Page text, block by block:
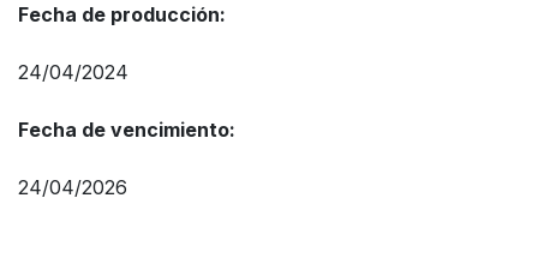
Fecha de producción:
24/04/2024
Fecha de vencimiento:
24/04/2026